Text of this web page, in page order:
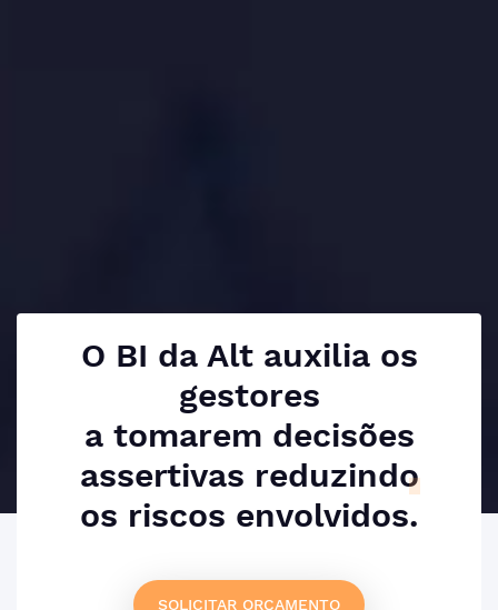
O BI da Alt auxilia os
gestores
a tomarem decisões
assertivas reduzindo
os riscos envolvidos.
SOLICITAR ORÇAMENTO